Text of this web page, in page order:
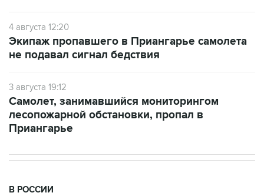
4 августа 12:20
Экипаж пропавшего в Приангарье самолета
не подавал сигнал бедствия
3 августа 19:12
Самолет, занимавшийся мониторингом
лесопожарной обстановки, пропал в
Приангарье
В РОССИИ